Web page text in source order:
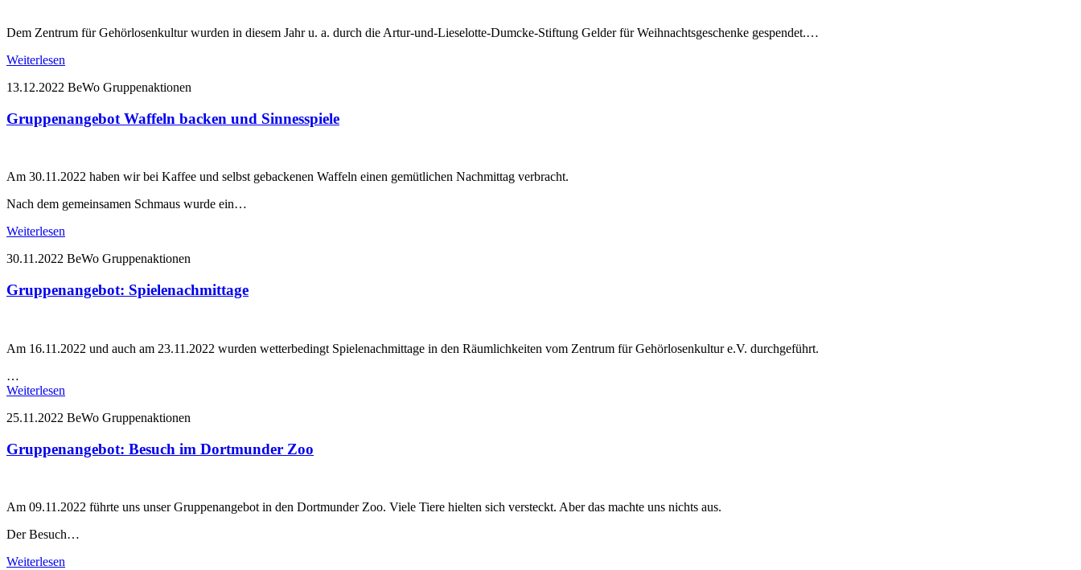
Dem Zentrum für Gehörlosenkultur wurden in diesem Jahr u. a. durch die Artur-und-Lieselotte-Dumcke-Stiftung Gelder für Weihnachtsgeschenke gespendet.…
Weiterlesen
13.12.2022 BeWo Gruppenaktionen
Gruppenangebot Waffeln backen und Sinnesspiele
Am 30.11.2022 haben wir bei Kaffee und selbst gebackenen Waffeln einen gemütlichen Nachmittag verbracht.
Nach dem gemeinsamen Schmaus wurde ein…
Weiterlesen
30.11.2022 BeWo Gruppenaktionen
Gruppenangebot: Spielenachmittage
Am 16.11.2022 und auch am 23.11.2022 wurden wetterbedingt Spielenachmittage in den Räumlichkeiten vom Zentrum für Gehörlosenkultur e.V. durchgeführt.
…
Weiterlesen
25.11.2022 BeWo Gruppenaktionen
Gruppenangebot: Besuch im Dortmunder Zoo
Am 09.11.2022 führte uns unser Gruppenangebot in den Dortmunder Zoo. Viele Tiere hielten sich versteckt. Aber das machte uns nichts aus.
Der Besuch…
Weiterlesen